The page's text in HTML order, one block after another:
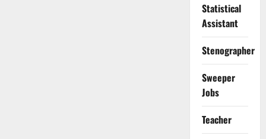
Statistical
Assistant
Stenographer
Sweeper
Jobs
Teacher